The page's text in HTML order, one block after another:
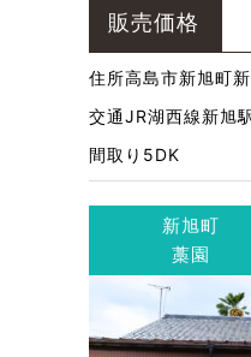
販売価格
住所高島市新旭町
交通JR湖西線新旭
間取り 5DK
新旭町
藁園